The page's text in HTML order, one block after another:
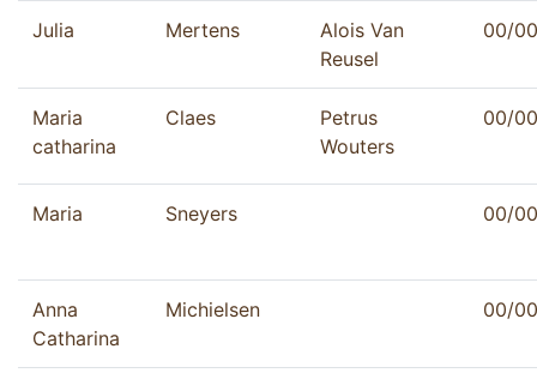
Julia Mertens
Alois Van
Reusel
00/
Maria
catharina
Claes
Petrus
Wouters
00/
Maria Sneyers 00/
Anna
Catharina
Michielsen 00/